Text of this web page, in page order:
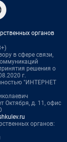
органов
в сфере связи,
решения о
г.
"ИНТЕРНЕТ
Октября, д. 11, офис
органов: